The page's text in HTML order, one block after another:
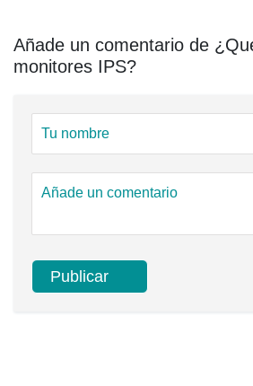
Añade un comentario de
monitores IPS?